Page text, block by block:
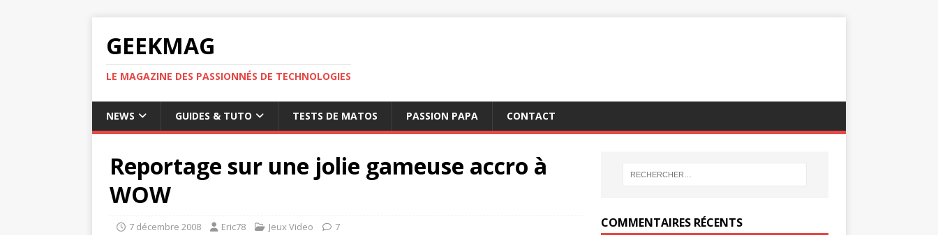
GEEKMAG
LE MAGAZINE DES PASSIONNÉS DE TECHNOLOGIES
NEWS GUIDES & TUTO TESTS DE MATOS PASSION PAPA CONTACT
Reportage sur une jolie gameuse accro à
WOW
7 décembre 2008 Eric78 Jeux Video 7 COMMENTAIRES RÉCENTS